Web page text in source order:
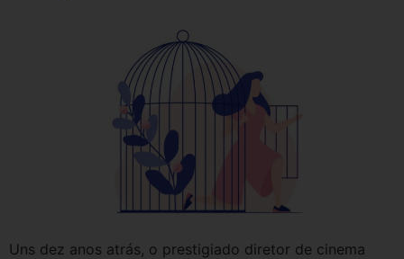
Uns dez anos atrás, o prestigiado diretor de cinema